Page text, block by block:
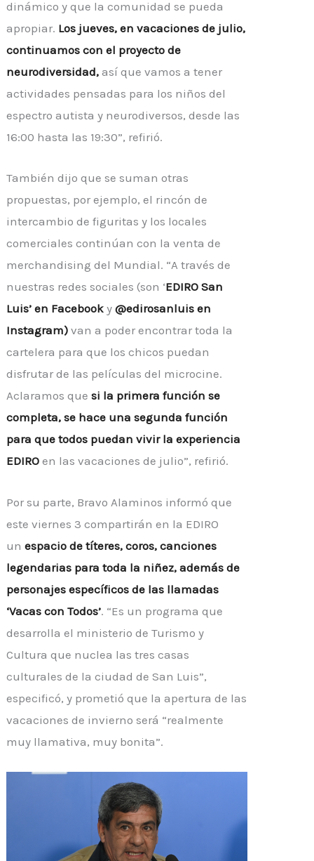
dinámico y que la comunidad se pueda
apropiar. Los jueves, en vacaciones de julio,
continuamos con el proyecto de
neurodiversidad, así que vamos a tener
actividades pensadas para los niños del
espectro autista y neurodiversos, desde las
16:00 hasta las 19:30”, refirió.
También dijo que se suman otras
propuestas, por ejemplo, el rincón de
intercambio de figuritas y los locales
comerciales continúan con la venta de
merchandising del Mundial. “A través de
nuestras redes sociales (son ‘EDIRO San
Luis’ en Facebooky @edirosanluis en
Instagram) van a poder encontrar toda la
cartelera para que los chicos puedan
disfrutar de las películas del microcine.
Aclaramos quesi la primera función se
completa, se hace una segunda función
para que todos puedan vivir la experiencia
EDIRO en las vacaciones de julio”, refirió.
Por su parte, Bravo Alaminos informó que
este viernes 3 compartirán en la EDIRO
unespacio de títeres, coros, canciones
legendarias para toda la niñez, además de
personajes específicos de las llamadas
‘Vacas con Todos’. “Es un programa que
desarrolla el ministerio de Turismo y
Cultura que nuclea las tres casas
culturales de la ciudad de San Luis”,
especificó, y prometió que la apertura de las
vacaciones de invierno será “realmente
muy llamativa, muy bonita”.